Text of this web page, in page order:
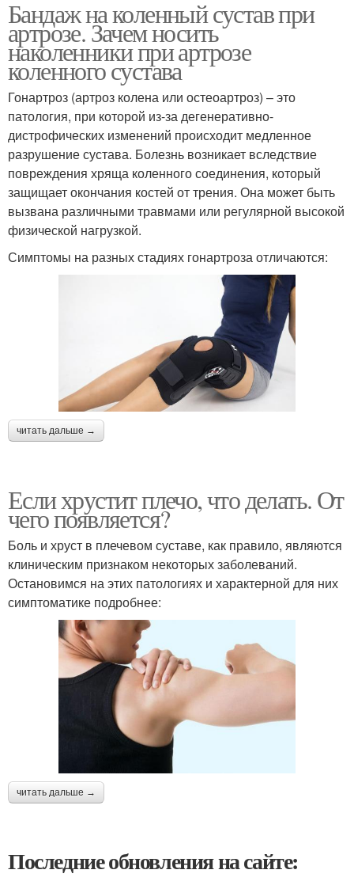
Бандаж на коленный сустав при
артрозе. Зачем носить
наколенники при артрозе
коленного сустава
Гонартроз (артроз колена или остеоартроз) – это
патология, при которой из-за дегенеративно-
дистрофических изменений происходит медленное
разрушение сустава. Болезнь возникает вследствие
повреждения хряща коленного соединения, который
защищает окончания костей от трения. Она может быть
вызвана различными травмами или регулярной высокой
физической нагрузкой.
Симптомы на разных стадиях гонартроза отличаются:
читать дальше →
Если хрустит плечо, что делать. От
чего появляется?
Боль и хруст в плечевом суставе, как правило, являются
клиническим признаком некоторых заболеваний.
Остановимся на этих патологиях и характерной для них
симптоматике подробнее:
читать дальше →
Последние обновления на сайте: